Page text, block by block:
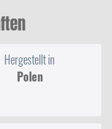
Hergestellt in
Polen